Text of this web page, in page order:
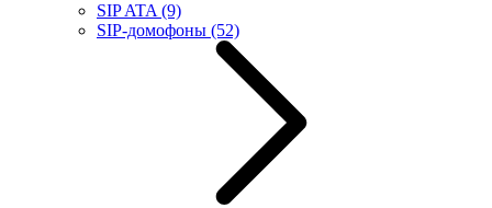
SIP ATA (9)
SIP-домофоны (52)